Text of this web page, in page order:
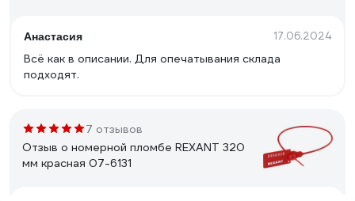
Анастасия 17.06.2024
Всё как в описании. Для опечатывания склада
подходят.
7 отзывов
Отзыв о номерной пломбе REXANT 320
мм красная 07-6131